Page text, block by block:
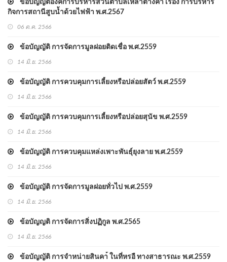
ข้อบัญญัติองค์การบริหารส่วนตำบลเหล่าต่างคำ เรื่อง การบริหาร
กิจการสถานีสูบน้ำด้วยไฟฟ้า พ.ศ.2567
06 ต.ค. 2566
ข้อบัญญัติ การจัดการมูลฝอยติดเชื่้อ พ.ศ.2559
14 มิ.ย. 2566
ข้อบัญญัติ การควบคุมการเลี้ยงหรือปล่อยสัตว์ พ.ศ.2559
14 มิ.ย. 2566
ข้อบัญญัติ การควบคุมการเลี้ยงหรือปล่อยสุนัข พ.ศ.2559
14 มิ.ย. 2566
ข้อบัญญัติ การควบคุมแหล่งเพาะพันธุ์ยุงลาย พ.ศ.2559
14 มิ.ย. 2566
ข้อบัญญัติ การจัดการมูลฝอยทั่วไป พ.ศ.2559
14 มิ.ย. 2566
ข้อบัญญติ การจัดการสิ่งปฏิกูล พ.ศ.2565
14 มิ.ย. 2566
ข้อบัญญัติ การจำหน่ายสินคา้ ในที่หรอื ทางสาธารณะ พ.ศ.2559